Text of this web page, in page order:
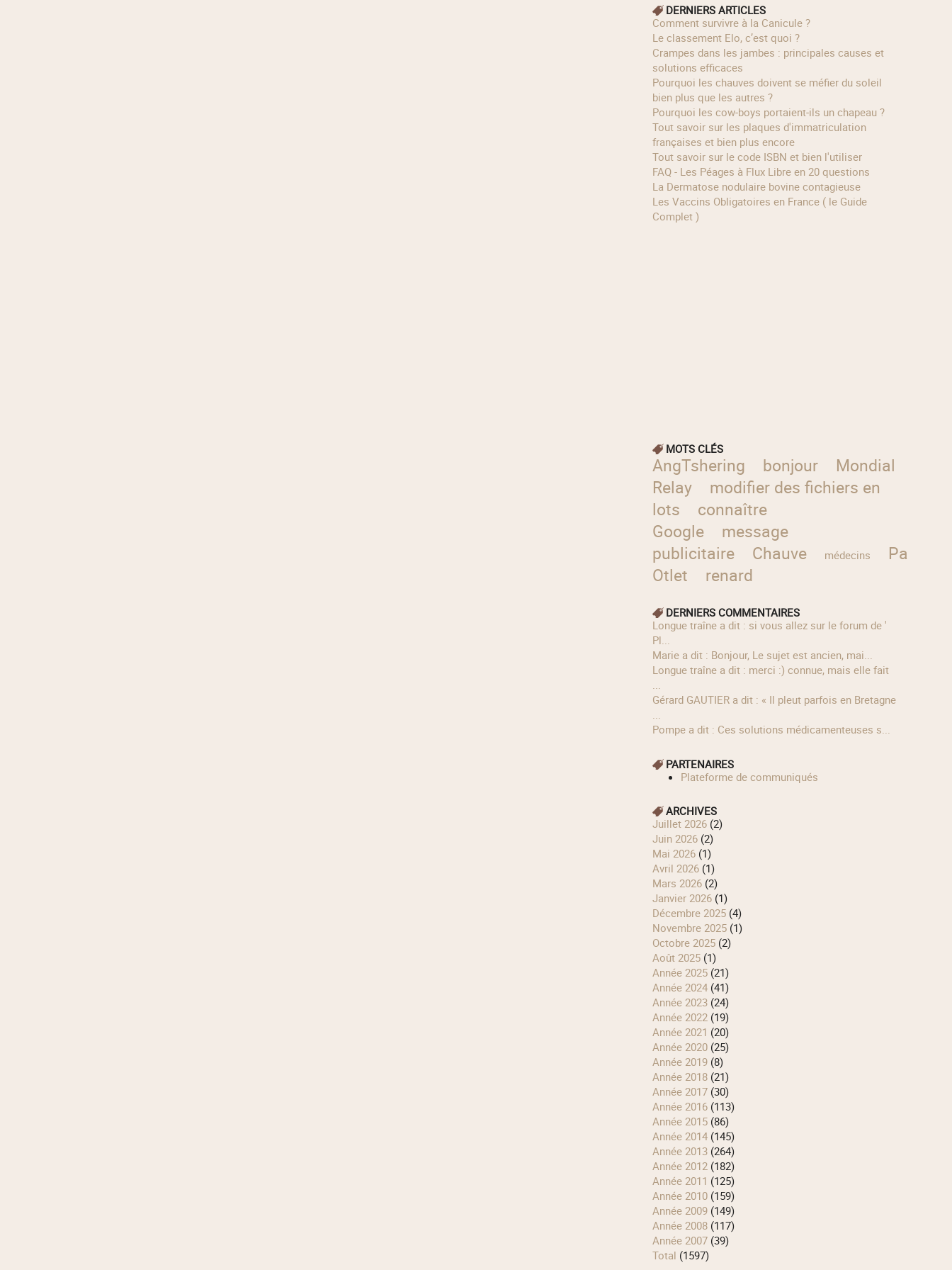
DERNIERS ARTICLES
Comment survivre à la Canicule ?
Le classement Elo, c’est quoi ?
Crampes dans les jambes : principales causes et
solutions efficaces
Pourquoi les chauves doivent se méfier du soleil
bien plus que les autres ?
Pourquoi les cow‑boys portaient‑ils un chapeau ?
Tout savoir sur les plaques d'immatriculation
françaises et bien plus encore
Tout savoir sur le code ISBN et bien l'utiliser
FAQ - Les Péages à Flux Libre en 20 questions
La Dermatose nodulaire bovine contagieuse
Les Vaccins Obligatoires en France ( le Guide
Complet )
MOTS CLÉS
AngTshering bonjour
Mondial
Relay
modifier des fichiers en
lots
connaître
Google
message
publicitaire
Chauve médecins
Paul
Otlet
renard
DERNIERS COMMENTAIRES
longue traîne a dit : si vous allez sur le forum de '
Pl...
Marie a dit : Bonjour, Le sujet est ancien, mai...
longue traîne a dit : merci :) connue, mais elle fait
...
Gérard GAUTIER a dit : « Il pleut parfois en Bretagne
...
Pompe a dit : Ces solutions médicamenteuses s...
PARTENAIRES
Plateforme de communiqués
ARCHIVES
juillet 2026(2)
juin 2026(2)
mai 2026(1)
avril 2026(1)
mars 2026(2)
janvier 2026(1)
décembre 2025(4)
novembre 2025(1)
octobre 2025(2)
août 2025(1)
année 2025(21)
année 2024(41)
année 2023(24)
année 2022(19)
année 2021 (20)
année 2020(25)
année 2019(8)
année 2018(21)
année 2017(30)
année 2016(113)
année 2015(86)
année 2014(145)
année 2013(264)
année 2012(182)
année 2011 (125)
année 2010(159)
année 2009(149)
année 2008(117)
année 2007(39)
total (1597)